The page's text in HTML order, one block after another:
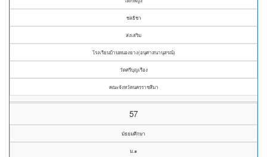
ชลธิชา
ส่งเสริม
โรงเรียนบ้านหนองยาง(อนุศาสนานุสรณ์)
วัดศรีบุญเรือง
คณะจังหวัดนครราชสีมา
57
มัธยมศึกษา
ม.๑